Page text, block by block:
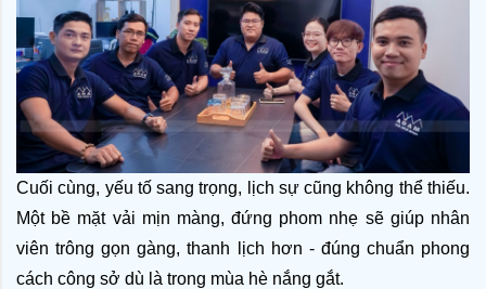
Cuối cùng, yếu tố sang trọng, lịch sự cũng không thể thiếu.
Một bề mặt vải mịn màng, đứng phom nhẹ sẽ giúp nhân
viên trông gọn gàng, thanh lịch hơn - đúng chuẩn phong
cách công sở dù là trong mùa hè nắng gắt.